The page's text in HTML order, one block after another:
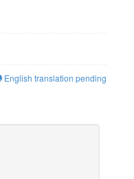
English translation pending